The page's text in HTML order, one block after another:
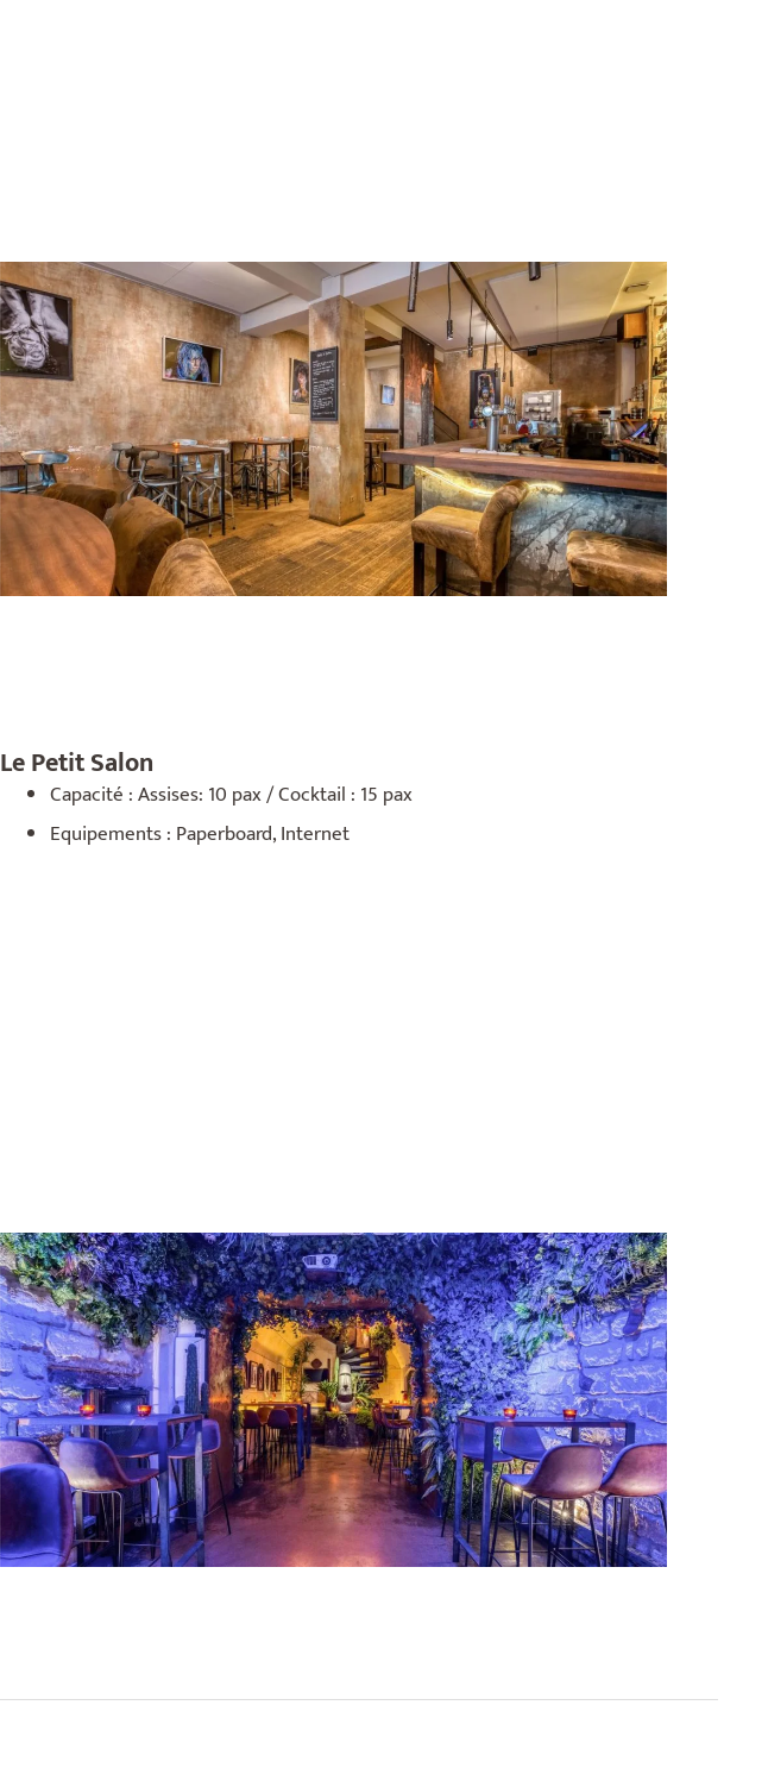
Le Petit Salon
Capacité : Assises: 10 pax / Cocktail : 15 pax
Equipements : Paperboard, Internet